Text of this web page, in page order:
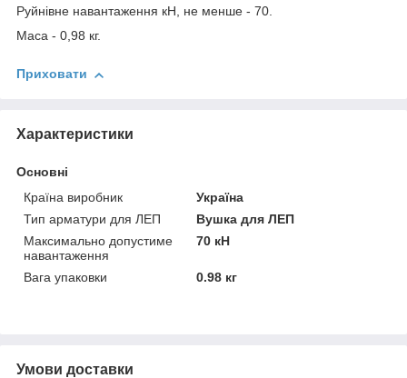
Руйнівне навантаження кН, не менше - 70.
Маса - 0,98 кг.
Приховати
Характеристики
Основні
Країна виробник
Україна
Тип арматури для ЛЕП
Вушка для ЛЕП
Максимально допустиме
навантаження
70 кН
Вага упаковки 0.98 кг
Умови доставки